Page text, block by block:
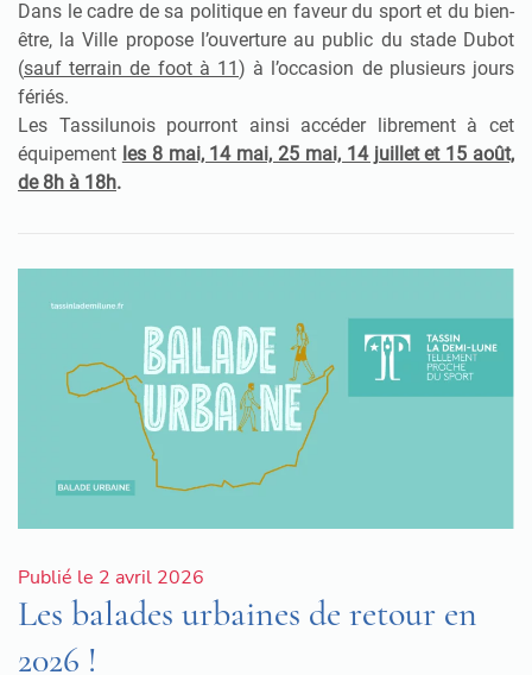
Dans le cadre de sa politique en faveur du sport et du bien-
être, la Ville propose l’ouverture au public du stade Dubot
(sauf terrain de foot à 11) à l’occasion de plusieurs jours
fériés.
Les Tassilunois pourront ainsi accéder librement à cet
équipement les 8 mai, 14 mai, 25 mai, 14 juillet et 15 août,
de 8h à 18h.
Publié le 2 avril 2026
Les balades urbaines de retour en
2026 !